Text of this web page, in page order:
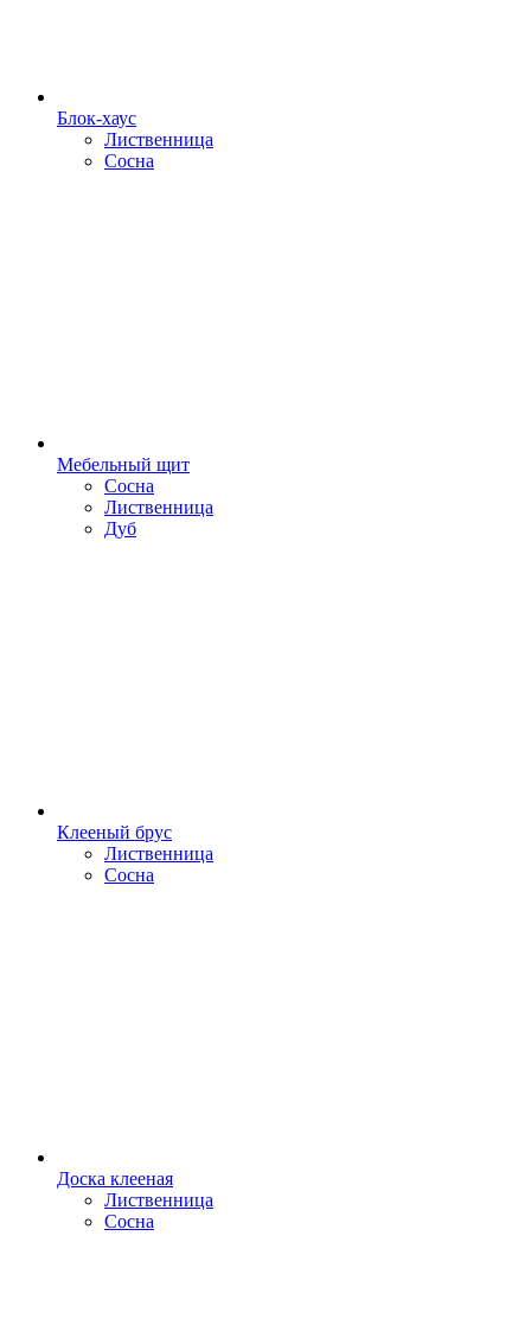
Блок-хаус
Лиственница
Сосна
Мебельный щит
Сосна
Лиственница
Дуб
Клееный брус
Лиственница
Сосна
Доска клееная
Лиственница
Сосна